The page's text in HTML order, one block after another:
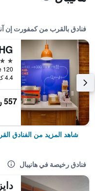
فنادق بالقرب من كمفورت إن
2 نجمتين
4.4 كيلومتر عن وسط المدينة
557 ﷼
شاهد المزيد من الفنادق
فنادق رخيصة في هانيبال